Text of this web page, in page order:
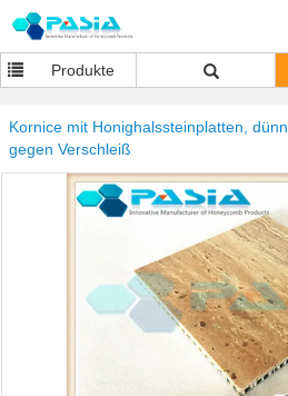
Produkte
Kornice mit Honighalssteinplatten,
gegen Verschleiß